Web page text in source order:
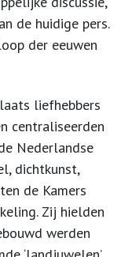
de huidige pers.
der eeuwen
liefhebbers
centraliseerden
Nederlandse
dichtkunst,
de Kamers
Zij hielden
werden